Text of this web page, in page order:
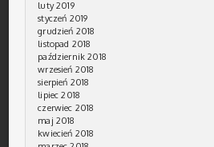
luty 2019
styczeń 2019
grudzień 2018
listopad 2018
październik 2018
wrzesień 2018
sierpień 2018
lipiec 2018
czerwiec 2018
maj 2018
kwiecień 2018